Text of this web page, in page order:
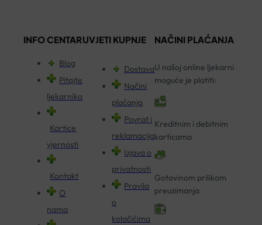
INFO CENTAR
Blog
Pitajte
ljekarnika
Kartice
vjernosti
Kontakt
O
nama
UVJETI KUPNJE
Dostava
Načini
plaćanja
Povrat i
reklamacija
Izjava o
privatnosti
Pravila
o
kolačićima
NAČINI PLAĆANJA
U našoj online ljekarni
moguće je platiti:
Kreditnim i debitnim
karticama
Gotovinom prilikom
preuzimanja